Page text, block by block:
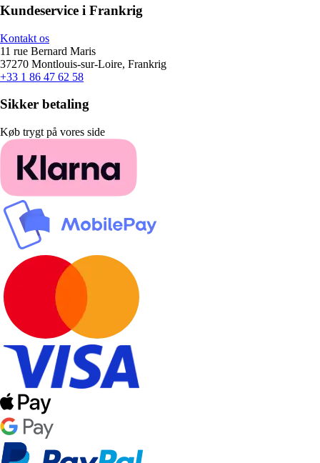
Kundeservice i Frankrig
Kontakt os
11 rue Bernard Maris
37270 Montlouis-sur-Loire, Frankrig
+33 1 86 47 62 58
Sikker betaling
Køb trygt på vores side